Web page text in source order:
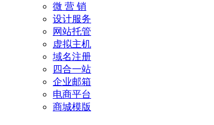
微 营 销
设计服务
网站托管
虚拟主机
域名注册
四合一站
企业邮箱
电商平台
商城模版